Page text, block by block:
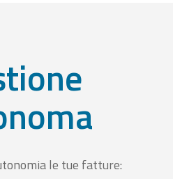
le tue fatture: